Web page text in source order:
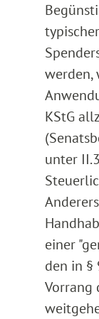
werden,
KStG
unter
einer
den in §
Vorrang